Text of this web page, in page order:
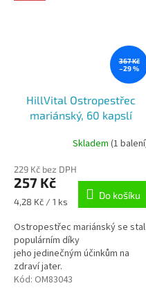
367 Kč
–29 %
HillVital Ostropestřec
mariánský, 60 kapslí
Skladem (1
229 Kč bez DPH
257 Kč
Měrná
4,28 Kč / 1 ks
Do košíku
Ostropestřec mariánský se stal
populárním díky
jeho jedinečným účinkům na
zdraví jater.
Kód: OM83043